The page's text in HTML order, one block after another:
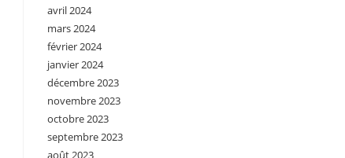
avril 2024
mars 2024
février 2024
janvier 2024
décembre 2023
novembre 2023
octobre 2023
septembre 2023
août 2023